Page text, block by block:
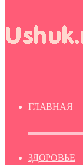
ГЛАВНАЯ
ЗДОРОВЬЕ